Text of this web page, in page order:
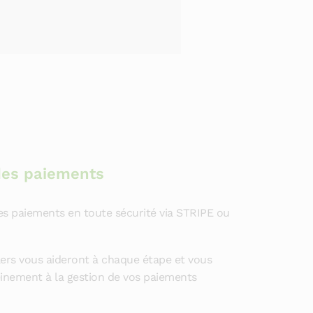
paiements
paiements en toute sécurité via STRIPE ou
vous aideront à chaque étape et vous
à la gestion de vos paiements